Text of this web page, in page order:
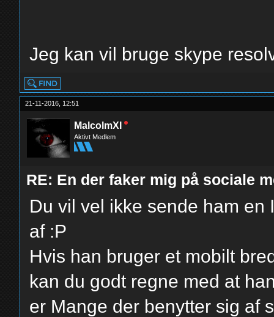
Jeg kan vil bruge skype
21-11-2016, 12:51
MalcolmXI
Aktivt Medlem
RE: En der faker mig på sociale
Du vil vel ikke sende ham en
af :P
Hvis han bruger et mobilt
kan du godt regne med at
er Mange der benytter sig af